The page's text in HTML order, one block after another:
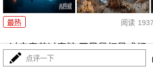
最热 阅读
过完春节过春糖 开局最红是成都
点评一下